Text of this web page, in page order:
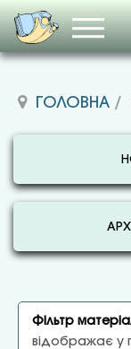
ГОЛОВНА
Фільтр
відображає у